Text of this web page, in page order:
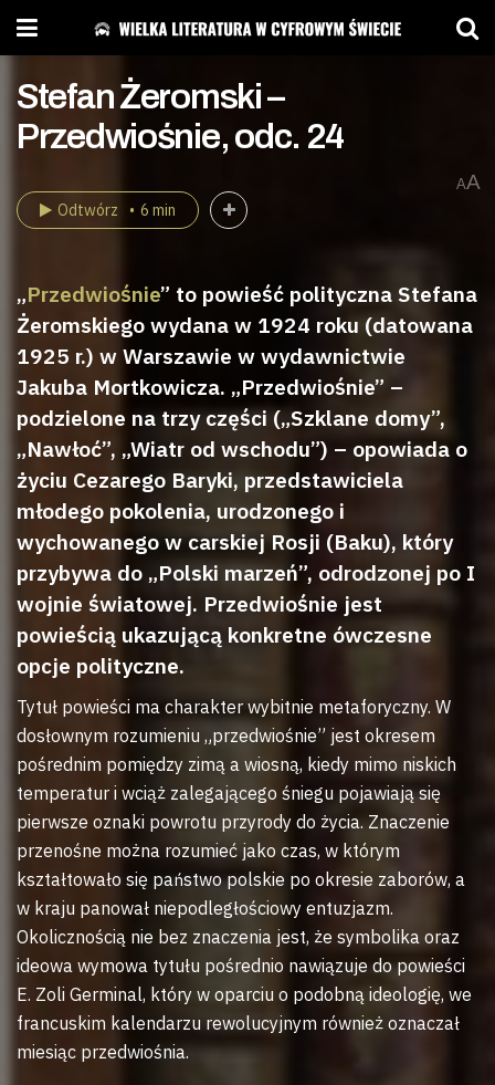
Stefan Żeromski –
Przedwiośnie, odc. 24
AA
Odtwórz 6 min
„Przedwiośnie” to powieść polityczna Stefana
Żeromskiego wydana w 1924 roku (datowana
1925 r.) w Warszawie w wydawnictwie
Jakuba Mortkowicza. „Przedwiośnie” –
podzielone na trzy części („Szklane domy”,
„Nawłoć”, „Wiatr od wschodu”) – opowiada o
życiu Cezarego Baryki, przedstawiciela
młodego pokolenia, urodzonego i
wychowanego w carskiej Rosji (Baku), który
przybywa do „Polski marzeń”, odrodzonej po I
wojnie światowej. Przedwiośnie jest
powieścią ukazującą konkretne ówczesne
opcje polityczne.
Tytuł powieści ma charakter wybitnie metaforyczny. W
dosłownym rozumieniu „przedwiośnie” jest okresem
pośrednim pomiędzy zimą a wiosną, kiedy mimo niskich
temperatur i wciąż zalegającego śniegu pojawiają się
pierwsze oznaki powrotu przyrody do życia. Znaczenie
przenośne można rozumieć jako czas, w którym
kształtowało się państwo polskie po okresie zaborów, a
w kraju panował niepodległościowy entuzjazm.
Okolicznością nie bez znaczenia jest, że symbolika oraz
ideowa wymowa tytułu pośrednio nawiązuje do powieści
E. Zoli Germinal, który w oparciu o podobną ideologię, we
francuskim kalendarzu rewolucyjnym również oznaczał
miesiąc przedwiośnia.